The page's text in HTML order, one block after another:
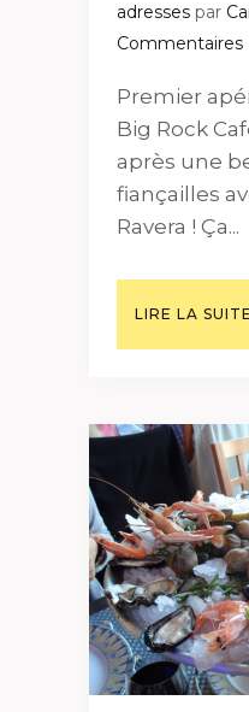
adresses par
Commentaires
Premier
Big Rock
après une
fiançailles
Ravera ! Ça...
LIRE LA SUITE